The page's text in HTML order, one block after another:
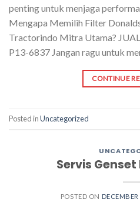
penting untuk menjaga
Mengapa Memilih Filter
Tractorindo Mitra Utama?
P13-6837 Jangan ragu untuk
CONTINUE
Posted inUncategorized
Servis
POSTED ON